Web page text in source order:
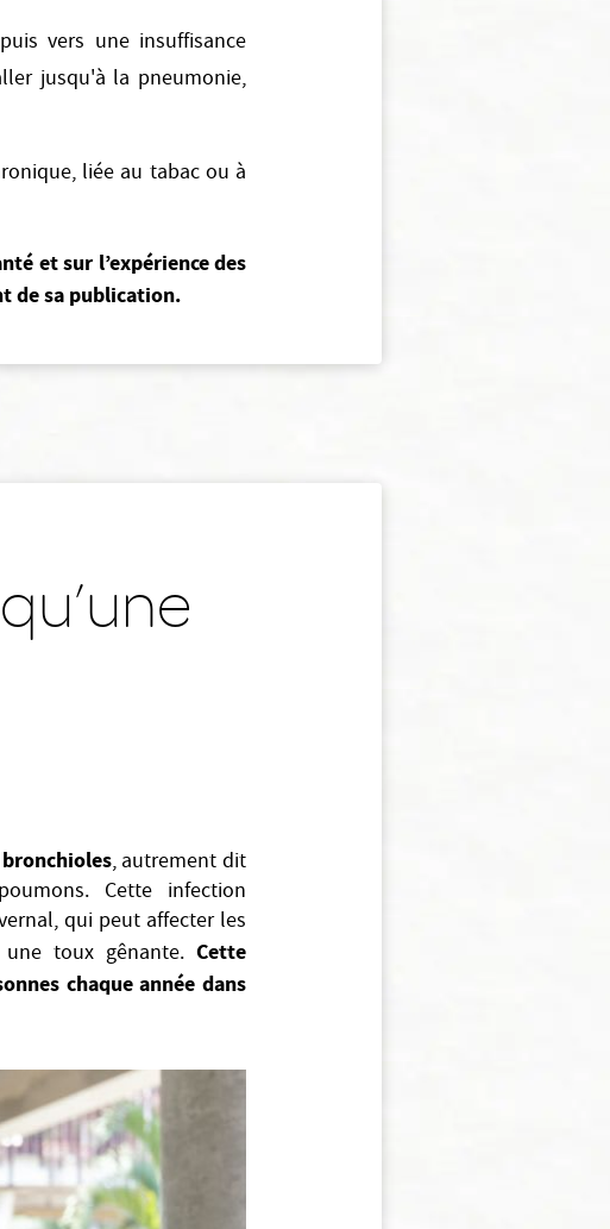
vers une insuffisance
jusqu'à la pneumonie,
liée au tabac ou à
et sur l’expérience des
de sa publication.
, autrement dit
Cette infection
qui peut affecter les
toux gênante.Cette
chaque année dans